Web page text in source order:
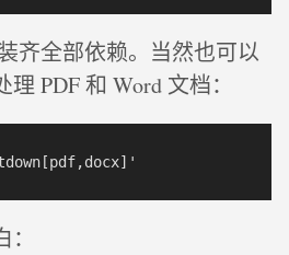
齐全部依赖。当然也可以
PDF 和 Word 文档：